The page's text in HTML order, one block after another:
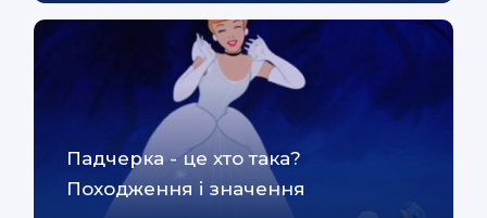
Падчерка - це хто така?
Походження і значення